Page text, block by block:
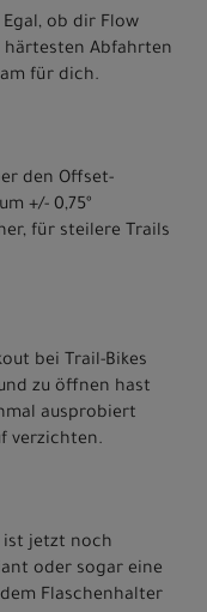
ob dir Flow
härtesten Abfahrten
für dich.
den Offset-
+/- 0,75º
für steilere Trails
bei Trail-Bikes
zu öffnen hast
ausprobiert
verzichten.
ist jetzt noch
oder sogar eine
Flaschenhalter